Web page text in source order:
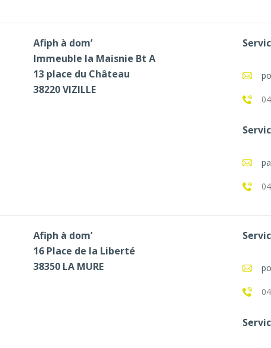
Afiph à dom’
Immeuble la Maisnie Bt A
13 place du Château
38220 VIZILLE
Afiph à dom’
16 Place de la Liberté
38350 LA MURE